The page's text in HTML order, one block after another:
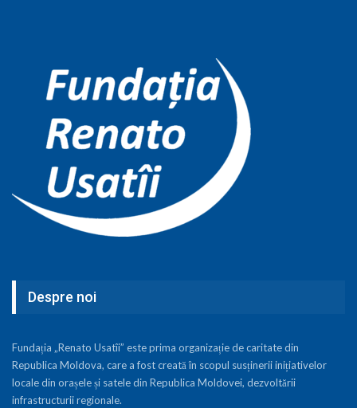
Despre noi
Fundația „Renato Usatîi” este prima organizație de caritate din
Republica Moldova, care a fost creată în scopul susținerii inițiativelor
locale din orașele și satele din Republica Moldovei, dezvoltării
infrastructurii regionale.